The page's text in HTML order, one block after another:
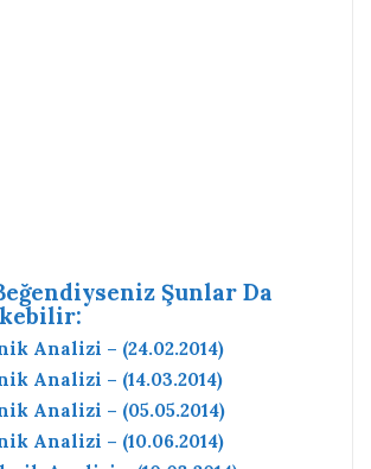
Şunlar Da
Analizi – (24.02.2014)
Analizi – (14.03.2014)
Analizi – (05.05.2014)
Analizi – (10.06.2014)